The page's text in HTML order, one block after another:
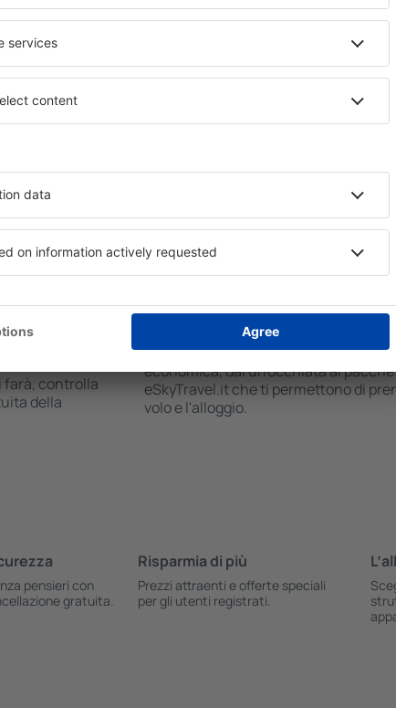
è utilizzare il
con una
cercando.
scegli la
ospiti e le
gli alloggi
controllare la
e la
Gli hotel in Jagodina hanno vari
per gli ospiti. I più comuni sono la
aree benessere con SPA, mini bar/
commerciale, zona pranzo, area
gratuito e opuscoli informativi sulle
interessanti della zona. Alcune
trasporto da e per l'aeroporto. A
che ti farà
hotel in
Molti
di
e
economici
alla voce
farà, controlla
della
Quanto costa una notte in
Jagodina?
Il prezzo per notte in Jagodina può
classificazione a stelle e dalla
un hotel di medio livello può costare
Gli hotel a cinque stelle accolgono i
duecento euro a notte. Se stai
economica, dai un'occhiata ai
eSkyTravel.it che ti permettono di
volo e l'alloggio.
pensieri con
gratuita.
Risparmia di più
Prezzi attraenti e offerte speciali
per gli utenti registrati.